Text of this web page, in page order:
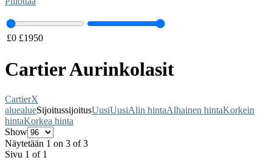
£0 £1950
Cartier Aurinkolasit
CartierX
aluealueSijoitussijoitusUusiUusiAlin hintaAlhainen hintaKorkein
hintaKorkea hinta
Show
Näytetään 1 on 3 of 3
Sivu 1 of 1